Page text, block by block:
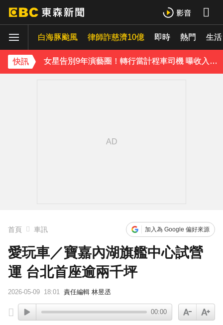
白海豚颱風 律師詐慈濟10億 即時 熱門 生活
快訊
女星告別9年演藝圈！轉行當計程車司機 曝收入：比演員賺更多
蔡阿嘎陷爭議！蘿拉神隱19個月首發文 遭酸「詐騙集團回歸」回應了
首頁 車訊 加入為 Google 偏好來源
愛玩車／寶嘉內湖旗艦中心試營
運 台北首座逾兩千坪
2026-05-09 18:01 責任編輯 林昱丞
00:00